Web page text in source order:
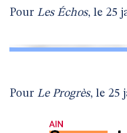
Pour Les Échos, le 25
Pour Le Progrès, le 25